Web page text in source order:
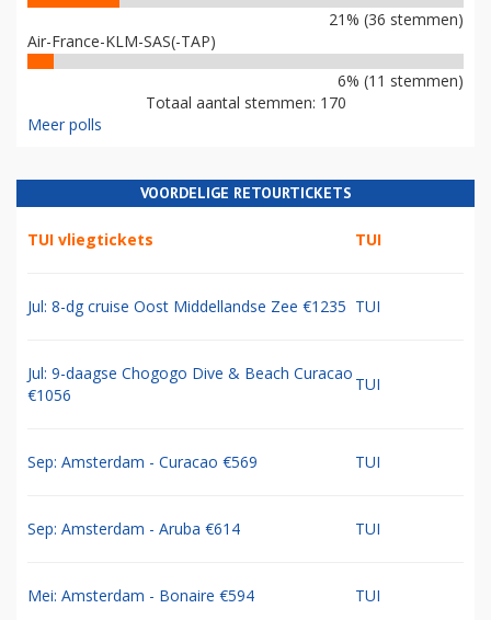
21% (36 stemmen)
Air-France-KLM-SAS(-TAP)
6% (11 stemmen)
Totaal aantal stemmen: 170
Meer polls
VOORDELIGE RETOURTICKETS
TUI vliegtickets TUI
Jul: 8-dg cruise Oost Middellandse Zee €1235 TUI
Jul: 9-daagse Chogogo Dive & Beach Curacao
€1056
TUI
Sep: Amsterdam - Curacao €569 TUI
Sep: Amsterdam - Aruba €614 TUI
Mei: Amsterdam - Bonaire €594 TUI